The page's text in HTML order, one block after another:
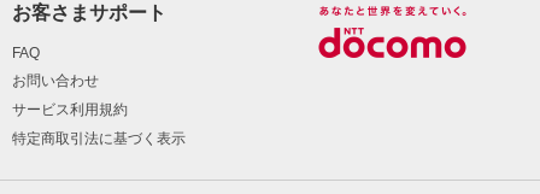
お客さまサポート
FAQ
お問い合わせ
サービス利用規約
特定商取引法に基づく表示